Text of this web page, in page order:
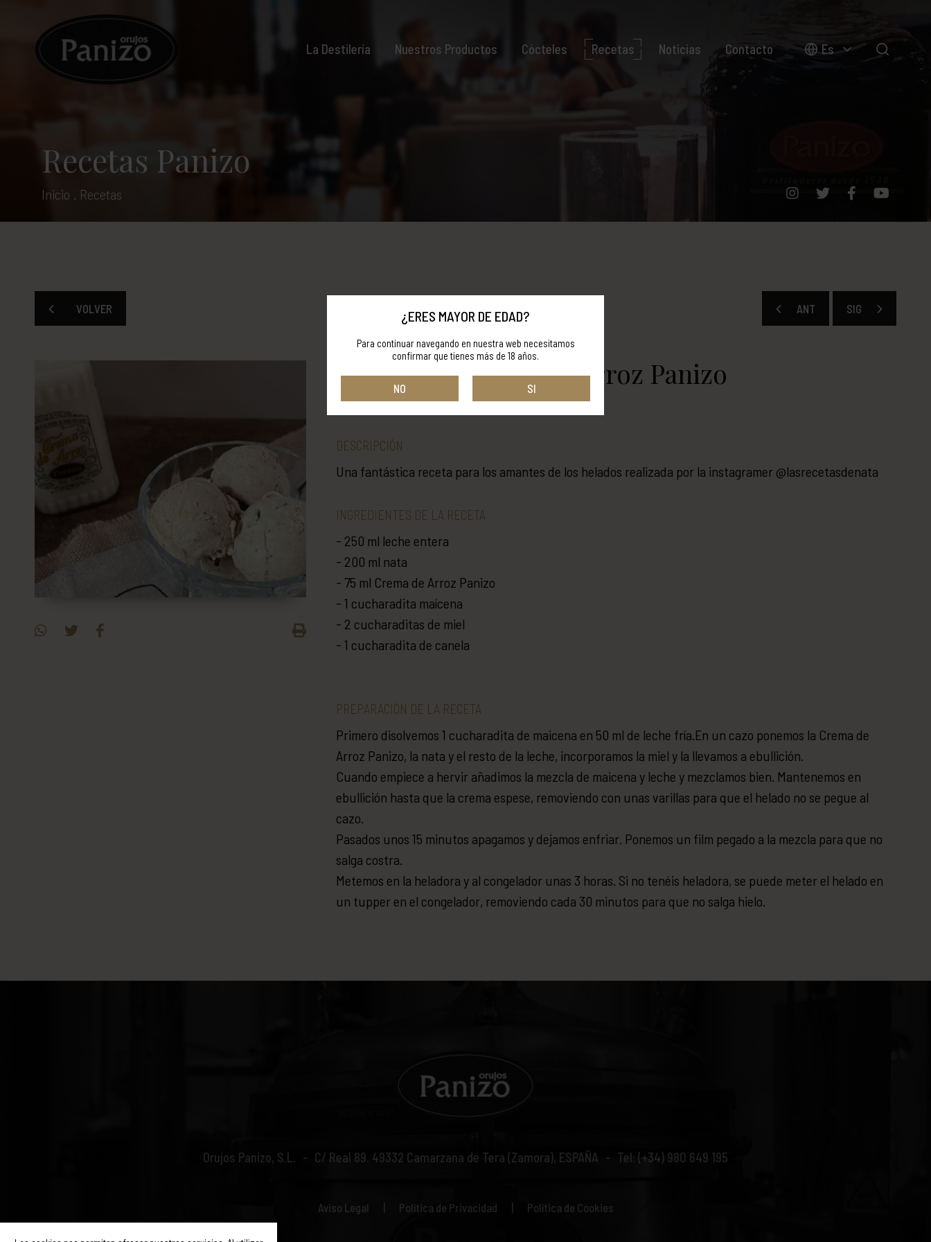
La Destilería Nuestros Productos Cócteles Recetas Noticias Contacto Es
Recetas Panizo
Inicio . Recetas
VOLVER ANT SIG
Helado de Crema de Arroz Panizo
ORUJOS PANIZO
DESCRIPCIÓN
Una fantástica receta para los amantes de los helados realizada por la instagramer @lasrecetasdenata
INGREDIENTES DE LA RECETA
250 ml leche entera
200 ml nata
75 ml Crema de Arroz Panizo
1 cucharadita maícena
2 cucharaditas de miel
1 cucharadita de canela
PREPARACIÓN DE LA RECETA
Primero disolvemos 1 cucharadita de maicena en 50 ml de leche fría.En un cazo ponemos la Crema de
Arroz Panizo, la nata y el resto de la leche, incorporamos la miel y la llevamos a ebullición.
Cuando empiece a hervir añadimos la mezcla de maicena y leche y mezclamos bien. Mantenemos en
ebullición hasta que la crema espese, removiendo con unas varillas para que el helado no se pegue al
cazo.
Pasados unos 15 minutos apagamos y dejamos enfriar. Ponemos un film pegado a la mezcla para que no
salga costra.
Metemos en la heladora y al congelador unas 3 horas. Si no tenéis heladora, se puede meter el helado en
un tupper en el congelador, removiendo cada 30 minutos para que no salga hielo.
Orujos Panizo, S.L. C/ Real 89. 49332 Camarzana de Tera (Zamora), ESPAÑA Tel: (+34) 980 649 195
Aviso Legal Política de Privacidad Política de Cookies
¿ERES MAYOR DE EDAD?
Para continuar navegando en nuestra web necesitamos
confirmar que tienes más de 18 años.
NO SI